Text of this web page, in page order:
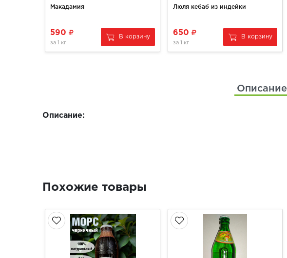
Макадамия
590
за 1 кг
В корзину
Люля кебаб из индейки
650
за 1 кг
В корзину
Описание
Описание:
Похожие товары